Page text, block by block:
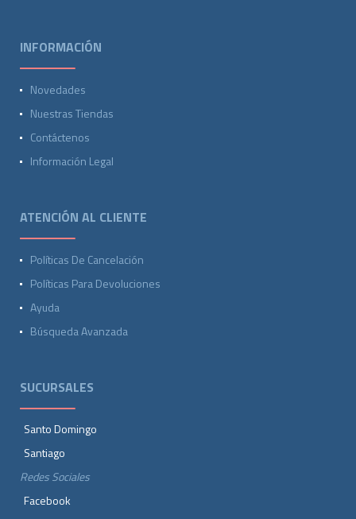
INFORMACIÓN
Novedades
Nuestras Tiendas
Contáctenos
Información Legal
ATENCIÓN AL CLIENTE
Políticas De Cancelación
Políticas Para Devoluciones
Ayuda
Búsqueda Avanzada
SUCURSALES
Santo Domingo
Santiago
Redes Sociales
Facebook